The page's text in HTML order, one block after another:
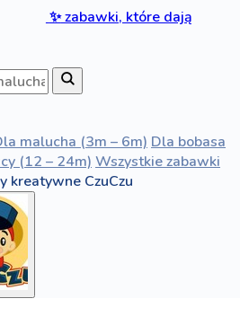
✨zabawki, które dają
malucha (3m – 6m) Dla bobasa
(12 – 24m) Wszystkie zabawki
kreatywne CzuCzu